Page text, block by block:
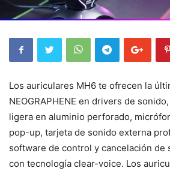
Los auriculares MH6 te ofrecen la
NEOGRAPHENE en drivers de
ligera en aluminio perforado,
pop-up, tarjeta de sonido externa
software de control y cancelación de
con tecnología clear-voice. Los